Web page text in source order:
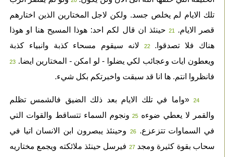
تلك الايام لم يخلص جسد. ولكن لاجل المختارين الذين اختارهم
قصر الايام.
21حينئذ ان قال لكم احد: هوذا المسيح هنا او هوذا
هناك فلا تصدقوا.
22لانه سيقوم مسحاء كذبة وانبياء كذبة
ويعطون ايات وعجائب لكي يضلوا - لو امكن - المختارين ايضا. 23
فانظروا انتم. ها انا قد سبقت واخبرتكم بكل شيء.
24«واما في تلك الايام بعد ذلك الضيق فالشمس تظلم
والقمر لا يعطي ضوءه 25ونجوم السماء تتساقط والقوات التي
في السماوات تتزعزع.
26وحينئذ يبصرون ابن الانسان اتيا في
سحاب بقوة كثيرة ومجد 27فيرسل حينئذ ملائكته ويجمع مختاريه